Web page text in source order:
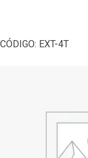
CÓDIGO: EXT-4T